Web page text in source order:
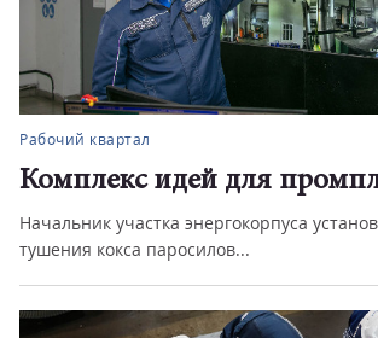
Город
Подарок к Дню знаний
Глава Магнитогорска оценил, как
ремонтные работы в сквере и...